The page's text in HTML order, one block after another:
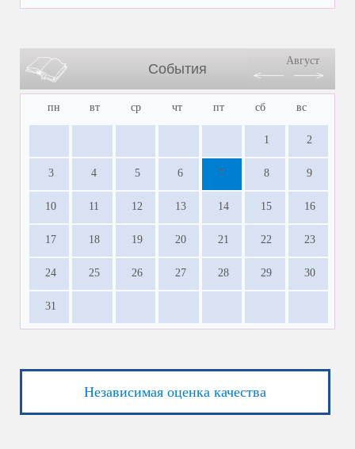
События
Август
пн вт ср чт пт сб вс
1 2
3 4 5 6 7 8 9
10 11 12 13 14 15 16
17 18 19 20 21 22 23
24 25 26 27 28 29 30
31
Независимая оценка качества